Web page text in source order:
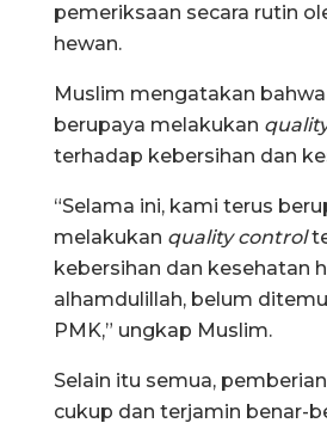
pemeriksaan secara rutin
hewan.
Muslim mengatakan
berupaya melakukan
terhadap kebersihan dan
“Selama ini, kami terus
melakukan quality control
kebersihan dan kesehatan
alhamdulillah, belum
PMK,” ungkap Muslim.
Selain itu semua,
cukup dan terjamin benar-